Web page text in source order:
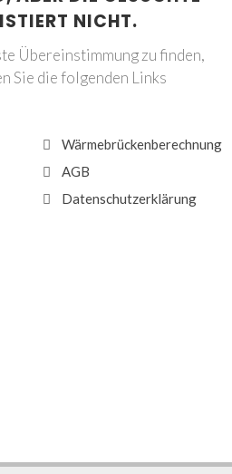
NICHT.
Übereinstimmung zu finden,
Sie die folgenden Links
Wärmebrückenberechnung
AGB
Datenschutzerklärung